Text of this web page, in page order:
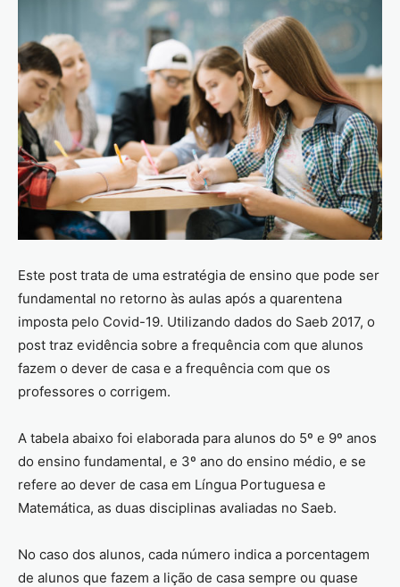
Este post trata de uma estratégia de ensino que pode ser
fundamental no retorno às aulas após a quarentena
imposta pelo Covid-19. Utilizando dados do Saeb 2017, o
post traz evidência sobre a frequência com que alunos
fazem o dever de casa e a frequência com que os
professores o corrigem.
A tabela abaixo foi elaborada para alunos do 5º e 9º anos
do ensino fundamental, e 3º ano do ensino médio, e se
refere ao dever de casa em Língua Portuguesa e
Matemática, as duas disciplinas avaliadas no Saeb.
No caso dos alunos, cada número indica a porcentagem
de alunos que fazem a lição de casa sempre ou quase